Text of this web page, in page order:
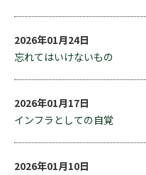
2026年01月24日
忘れてはいけないもの
2026年01月17日
インフラとしての自覚
2026年01月10日